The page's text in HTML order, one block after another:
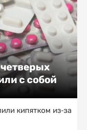
с собой
кипятком из-за